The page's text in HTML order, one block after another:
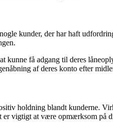
kunder, der har haft
kunne få adgang til deres
af deres konto efter
holdning blandt kunderne.
vigtigt at være opmærksom på